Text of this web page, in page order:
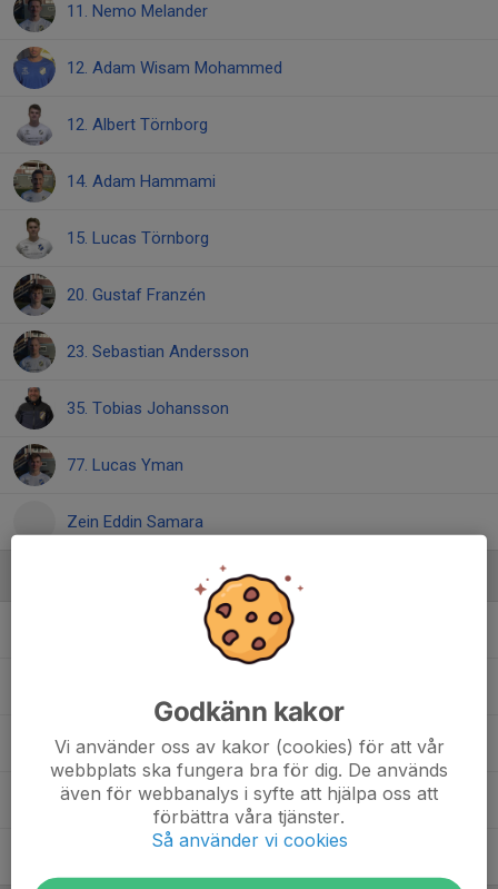
11. Nemo Melander
12. Adam Wisam Mohammed
12. Albert Törnborg
14. Adam Hammami
15. Lucas Törnborg
20. Gustaf Franzén
23. Sebastian Andersson
35. Tobias Johansson
77. Lucas Yman
Zein Eddin Samara
Ledare, Div 7
Lennie RosènHuvudtränare
Ulf JohanssonMaterialguru A-lag
Godkänn kakor
Vi använder oss av kakor (cookies) för att vår
webbplats ska fungera bra för dig. De används
även för webbanalys i syfte att hjälpa oss att
förbättra våra tjänster.
Så använder vi cookies